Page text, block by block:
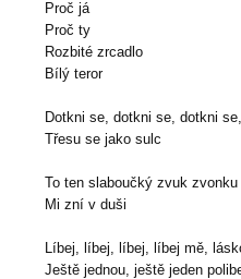
Proč já
Proč ty
Rozbité zrcadlo
Bílý teror
Dotkni se, dotkni se, dotkni
Třesu se jako sulc
To ten slaboučký zvuk
Mi zní v duši
Líbej, líbej, líbej, líbej mě,
Ještě jednou, ještě jeden